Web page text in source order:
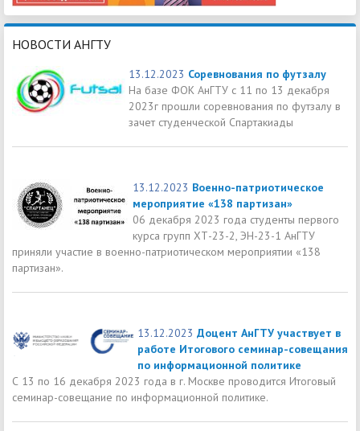
НОВОСТИ АНГТУ
13.12.2023 Соревнования по футзалу
На базе ФОК АнГТУ с 11 по 13 декабря
2023г прошли соревнования по футзалу в
зачет студенческой Спартакиады
13.12.2023 Военно-патриотическое
мероприятие «138 партизан»
06 декабря 2023 года студенты первого
курса групп ХТ-23-2, ЭН-23-1 АнГТУ
приняли участие в военно-патриотическом мероприятии «138
партизан».
13.12.2023 Доцент АнГТУ участвует в
работе Итогового семинар-совещания
по информационной политике
С 13 по 16 декабря 2023 года в г. Москве проводится Итоговый
семинар-совещание по информационной политике.